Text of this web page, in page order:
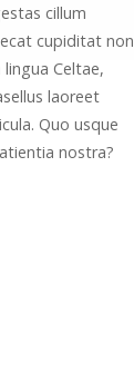
cillum
cupiditat non
Celtae,
laoreet
Quo usque
nostra?